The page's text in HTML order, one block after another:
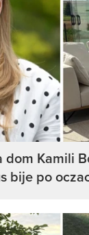
dom Kamili
bije po